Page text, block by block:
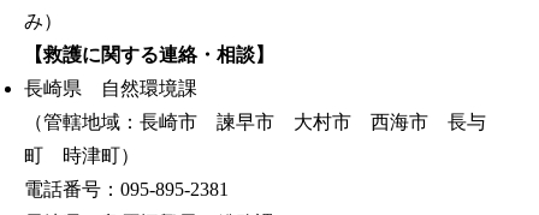
み）
【救護に関する連絡・相談】
長崎県 自然環境課
（管轄地域：長崎市 諫早市 大村市 西海市 長与
町 時津町）
電話番号：095‐895‐2381